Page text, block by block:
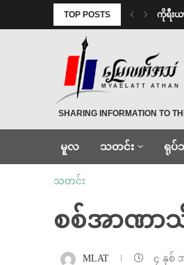
TOP POSTS ကိုရီးယ
MYAELATT ATHAN
SHARING INFORMATION TO
မူလ သတင်း ရုပ်
သတင်း
စစ်အာဏာသိ
MLAT ၄ နှစ်